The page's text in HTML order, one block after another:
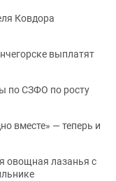
Ковдора
выплатят
по СЗФО по росту
вместе» — теперь и
овощная лазанья с